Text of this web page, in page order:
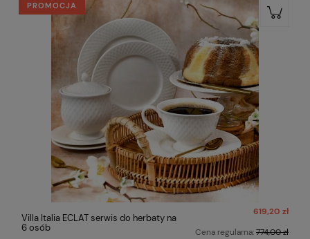
Villa Italia ECLAT serwis do herbaty na
6 osób
619,20 zł
Cena regularna:774,00 zł
PROMOCJA